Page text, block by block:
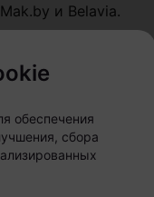
и Belavia.
зона с
смогут
рейса.
обеспечения
сбора